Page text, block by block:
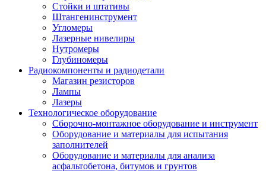
Стойки и штативы
Штангенинструмент
Угломеры
Лазерные нивелиры
Нутромеры
Глубиномеры
Радиокомпоненты и радиодетали
Магазин резисторов
Лампы
Лазеры
Технологическое оборудование
Сборочно-монтажное оборудование и инструмент
Оборудование и материалы для испытания
заполнителей
Оборудование и материалы для анализа
асфальтобетона, битумов и грунтов